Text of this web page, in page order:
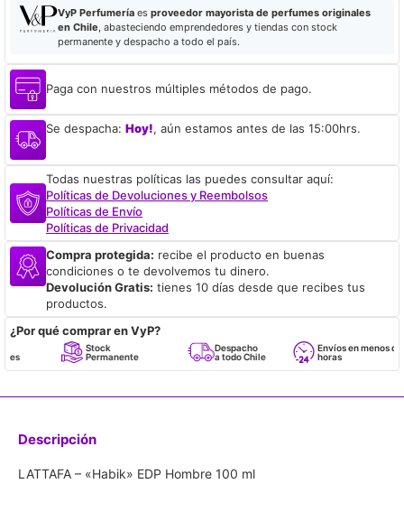
VyP Perfumeríaes proveedor mayorista de perfumes originales
en Chile, abasteciendo emprendedores y tiendas con stock
permanente y despacho a todo el país.
Paga con nuestros múltiples métodos de pago.
Se despacha: Hoy!, aún estamos antes de las 15:00hrs.
Todas nuestras políticas las puedes consultar aquí:
Políticas de Devoluciones y Reembolsos
Políticas de Envío
Políticas de Privacidad
Compra protegida: recibe el producto en buenas
condiciones o te devolvemos tu dinero.
Devolución Gratis: tienes 10 días desde que recibes tus
productos.
¿Por qué comprar en VyP?
Stock
Permanente
Despacho
a todo Chile
Envíos en menos de 24
horas
Descripción
LATTAFA – «Habik» EDP Hombre 100 ml